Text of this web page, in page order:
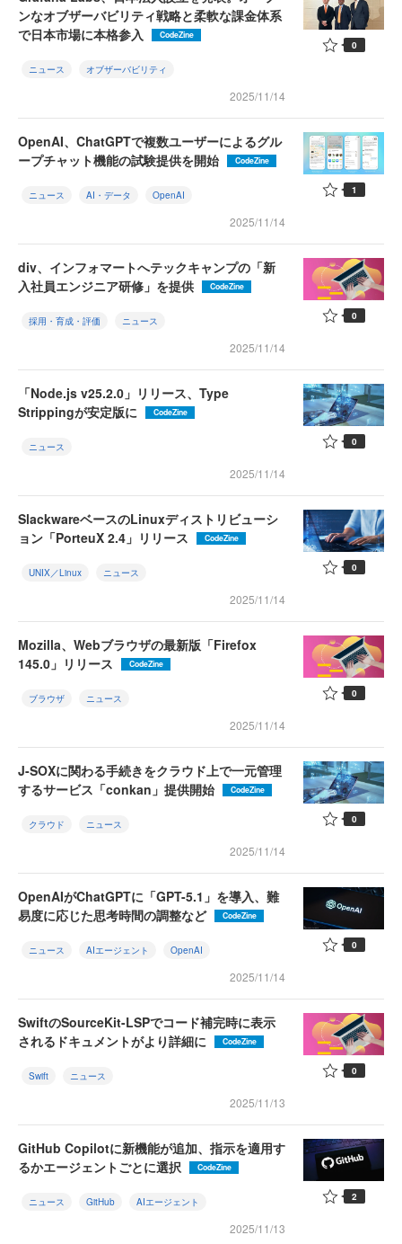
ンなオブザーバビリティ戦略と柔軟な課金体系
で日本市場に本格参入
CodeZine
ニュース オブザーバビリティ
2025/11/14
0
OpenAI、ChatGPTで複数ユーザーによるグル
ープチャット機能の試験提供を開始
CodeZine
ニュース AI・データ OpenAI
2025/11/14
1
div、インフォマートへテックキャンプの「新
入社員エンジニア研修」を提供
CodeZine
採用・育成・評価 ニュース
2025/11/14
0
「Node.js v25.2.0」リリース、Type
Strippingが安定版に
CodeZine
ニュース
2025/11/14
0
SlackwareベースのLinuxディストリビューシ
ョン「PorteuX 2.4」リリース
CodeZine
UNIX／Linux ニュース
2025/11/14
0
Mozilla、Webブラウザの最新版「Firefox
145.0」リリース
CodeZine
ブラウザ ニュース
2025/11/14
0
J-SOXに関わる手続きをクラウド上で一元管理
するサービス「conkan」提供開始
CodeZine
クラウド ニュース
2025/11/14
0
OpenAIがChatGPTに「GPT-5.1」を導入、難
易度に応じた思考時間の調整など
CodeZine
ニュース AIエージェント OpenAI
2025/11/14
0
SwiftのSourceKit-LSPでコード補完時に表示
されるドキュメントがより詳細に
CodeZine
Swift ニュース
2025/11/13
0
GitHub Copilotに新機能が追加、指示を適用す
るかエージェントごとに選択
CodeZine
ニュース GitHub AIエージェント
2025/11/13
2